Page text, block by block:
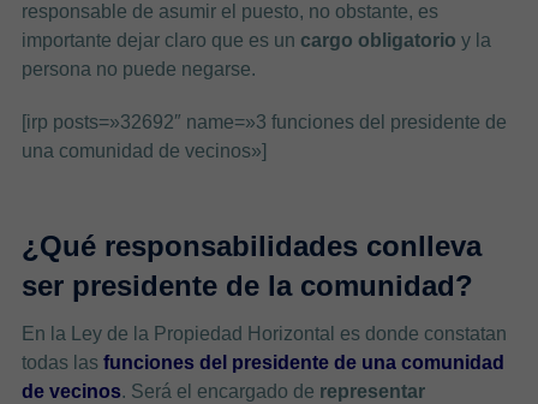
responsable de asumir el puesto, no obstante, es
importante dejar claro que es un cargo obligatorio y la
persona no puede negarse.
[irp posts=»32692″ name=»3 funciones del presidente de
una comunidad de vecinos»]
¿Qué responsabilidades conlleva
ser presidente de la comunidad?
En la Ley de la Propiedad Horizontal es donde constatan
todas las funciones del presidente de una comunidad
de vecinos. Será el encargado de representar